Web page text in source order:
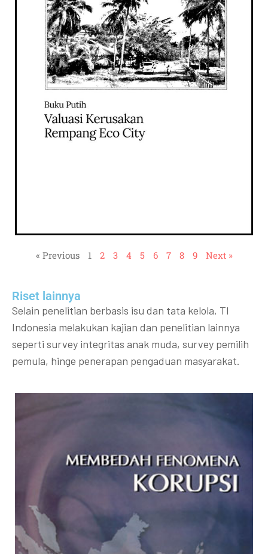
« Previous 1 2 3 4 5 6 7 8 9 Next »
Riset lainnya​​
Selain penelitian berbasis isu dan tata kelola, TI
Indonesia melakukan kajian dan penelitian lainnya
seperti survey integritas anak muda, survey pemilih
pemula, hinge penerapan pengaduan masyarakat.